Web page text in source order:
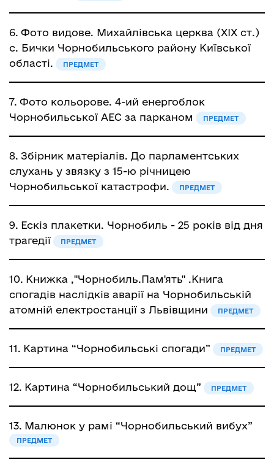
6. Фото видове. Михайлівська церква (ХІХ ст.)
с. Бички Чорнобильського району Київської
області.
ПРЕДМЕТ
7. Фото кольорове. 4-ий енергоблок
Чорнобильської АЕС за парканом
ПРЕДМЕТ
8. Збірник матеріалів. До парламентських
слухань у звязку з 15-ю річницею
Чорнобильської катастрофи.
ПРЕДМЕТ
9. Ескіз плакетки. Чорнобиль - 25 років від дня
трагедії
ПРЕДМЕТ
10. Книжка ,"Чорнобиль.Пам'ять" .Книга
спогадів наслідків аварії на Чорнобильській
атомній електростанції з Львівщини
ПРЕДМЕТ
11. Картина “Чорнобильські спогади” ПРЕДМЕТ
12. Картина “Чорнобильський дощ” ПРЕДМЕТ
13. Малюнок у рамі “Чорнобильський вибух”
ПРЕДМЕТ